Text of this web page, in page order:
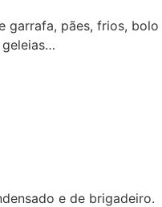
garrafa, pães, frios, bolo
e de brigadeiro.